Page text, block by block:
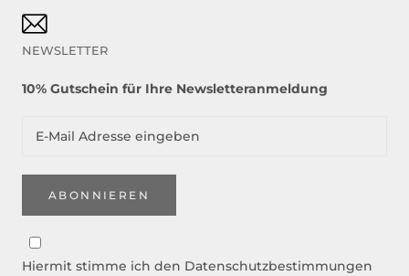
NEWSLETTER
10% Gutschein für Ihre Newsletteranmeldung
ABONNIEREN
Hiermit stimme ich den Datenschutzbestimmungen